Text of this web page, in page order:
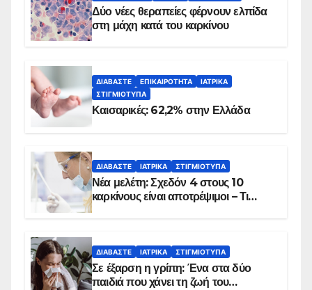
Δύο νέες θεραπείες φέρνουν ελπίδα
στη μάχη κατά του καρκίνου
ΔΙΑΒΆΣΤΕ ΕΠΙΚΑΙΡΌΤΗΤΑ
ΙΑΤΡΙΚΆ
ΣΤΙΓΜΙΌΤΥΠΑ
Καισαρικές: 62,2% στην Ελλάδα
ΔΙΑΒΆΣΤΕ ΙΑΤΡΙΚΆ ΣΤΙΓΜΙΌΤΥΠΑ
Νέα μελέτη: Σχεδόν 4 στους 10
καρκίνους είναι αποτρέψιμοι – Τι
ΔΙΑΒΆΣΤΕ ΙΑΤΡΙΚΆ ΣΤΙΓΜΙΌΤΥΠΑ
Σε έξαρση η γρίπη: Ένα στα δύο
παιδιά που χάνει τη ζωή του